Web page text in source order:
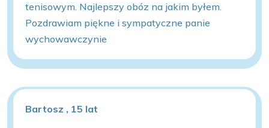
tenisowym. Najlepszy obóz na jakim byłem.
Pozdrawiam piękne i sympatyczne panie
wychowawczynie
Bartosz , 15 lat